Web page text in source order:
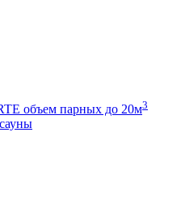
объем парных до 20м3